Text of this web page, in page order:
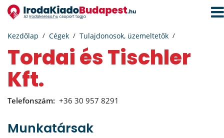
Kezdőlap Cégek Tulajdonosok, üzemeltetők
Tordai és Tischler
Kft.
Telefonszám: +36 30 957 8291
Munkatársak